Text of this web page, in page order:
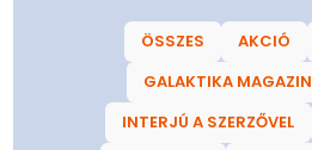
ÖSSZES AKCIÓ
GALAKTIKA MAGAZIN
INTERJÚ A SZERZŐVEL